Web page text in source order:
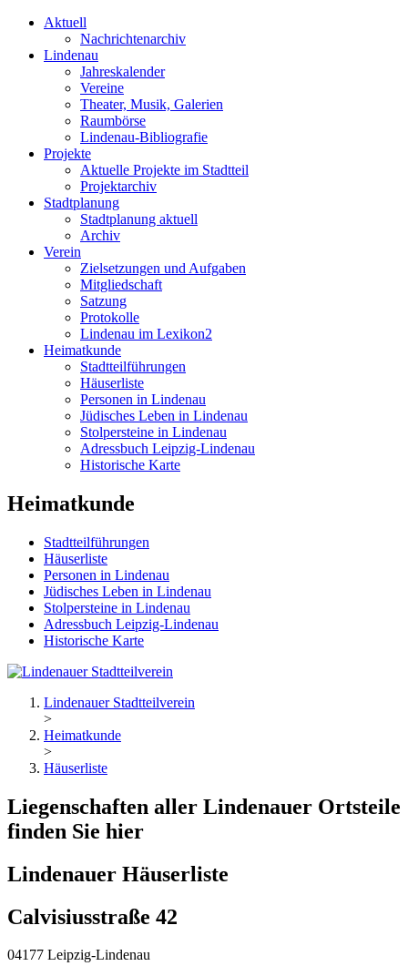
Aktuell
Nachrichtenarchiv
Lindenau
Jahreskalender
Vereine
Theater, Musik, Galerien
Raumbörse
Lindenau-Bibliografie
Projekte
Aktuelle Projekte im Stadtteil
Projektarchiv
Stadtplanung
Stadtplanung aktuell
Archiv
Verein
Zielsetzungen und Aufgaben
Mitgliedschaft
Satzung
Protokolle
Lindenau im Lexikon2
Heimatkunde
Stadtteilführungen
Häuserliste
Personen in Lindenau
Jüdisches Leben in Lindenau
Stolpersteine in Lindenau
Adressbuch Leipzig-Lindenau
Historische Karte
Heimatkunde
Stadtteilführungen
Häuserliste
Personen in Lindenau
Jüdisches Leben in Lindenau
Stolpersteine in Lindenau
Adressbuch Leipzig-Lindenau
Historische Karte
Lindenauer Stadtteilverein
>
Heimatkunde
>
Häuserliste
Liegenschaften aller Lindenauer Ortsteile
finden Sie hier
Lindenauer Häuserliste
Calvisiusstraße 42
04177 Leipzig-Lindenau